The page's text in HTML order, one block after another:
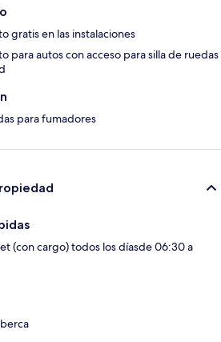
gratis en las instalaciones
para autos con acceso para silla de ruedas
para fumadores
(con cargo) todos los díasde 06:30 a